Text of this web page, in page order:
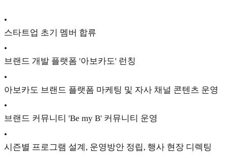
•
스타트업 초기 멤버 합류
•
브랜드 개발 플랫폼 '아보카도' 런칭
•
아보카도 브랜드 플랫폼 마케팅 및 자사 채널 콘텐츠 운영
•
브랜드 커뮤니티 'Be my B' 커뮤니티 운영
•
시즌별 프로그램 설계, 운영방안 정립, 행사 현장 디렉팅